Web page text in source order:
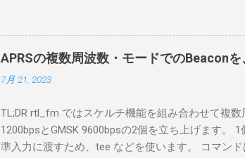
私の理解した無線機からサーバ
ている。 無線機内では、USB
る。USB Serialは無線機のマイコ
をUDP 50001で交換できるよう
信するCI-Vの内容はUDP 50002
50003で送受信している。 利用
BA1 Remote Controlの2つのアプ
ンストールできなかったので、どのように実行す
ては pnputil というコマンドを用いればよかった
す。 Windows terminal をインストールした環境
なファイルに、現在インストールされているドラ
上記のファイルから win10pcap を探し出す
バイダー名: Win10Pcap Native x64 クラス名:
08002be10318} ドライバー バージョン: 10/08/
Hardware Compatibility Publisher 今回の場合は
APRSの複数周波数・モードでのBeacon
7月 21, 2023
TL;DR rtl_fm ではスケルチ機能を組み合わせて複
1200bpsとGMSK 9600bpsの2個を立ち上げます。
準入力に渡すため、tee などを使います。 コマン